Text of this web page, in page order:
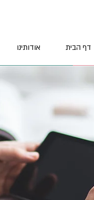
אודותינו דף הבית